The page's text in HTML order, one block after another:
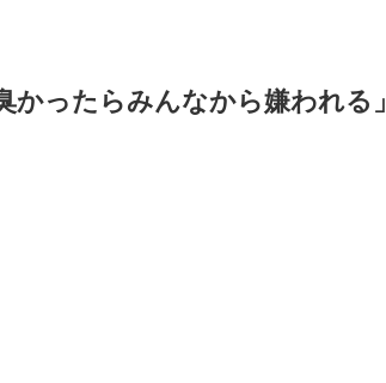
かったらみんなから嫌われる」